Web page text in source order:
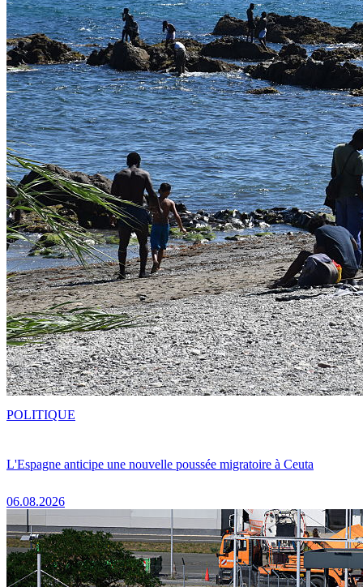
L'Espagne anticipe une nouvelle poussée migratoire à Ceuta
06.08.2026
POLITIQUE